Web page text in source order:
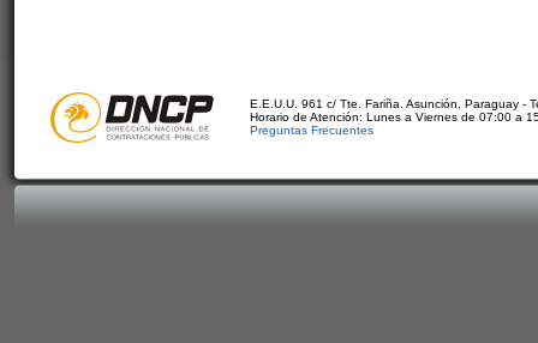
E.E.U.U. 961 c/ Tte. Fariña. Asunción, Paraguay -
Horario de Atención: Lunes a Viernes de 07:00 a
Preguntas Frecuentes